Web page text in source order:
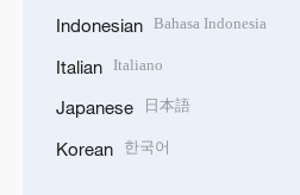
Indonesian Bahasa Indonesia
Italian Italiano
Japanese 日本語
Korean 한국어